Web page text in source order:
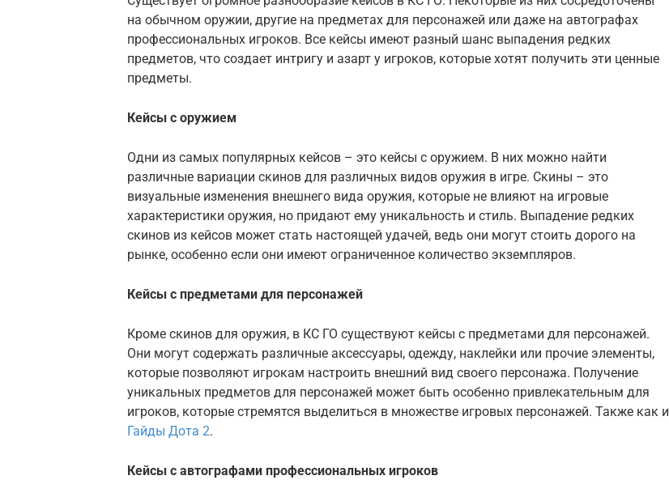
на обычном оружии, другие на предметах для персонажей или даже на автографах
профессиональных игроков. Все кейсы имеют разный шанс выпадения редких
предметов, что создает интригу и азарт у игроков, которые хотят получить эти ценные
предметы.
Кейсы с оружием
Одни из самых популярных кейсов – это кейсы с оружием. В них можно найти
различные вариации скинов для различных видов оружия в игре. Скины – это
визуальные изменения внешнего вида оружия, которые не влияют на игровые
характеристики оружия, но придают ему уникальность и стиль. Выпадение редких
скинов из кейсов может стать настоящей удачей, ведь они могут стоить дорого на
рынке, особенно если они имеют ограниченное количество экземпляров.
Кейсы с предметами для персонажей
Кроме скинов для оружия, в КС ГО существуют кейсы с предметами для персонажей.
Они могут содержать различные аксессуары, одежду, наклейки или прочие элементы,
которые позволяют игрокам настроить внешний вид своего персонажа. Получение
уникальных предметов для персонажей может быть особенно привлекательным для
игроков, которые стремятся выделиться в множестве игровых персонажей. Также как и
Гайды Дота 2.
Кейсы с автографами профессиональных игроков